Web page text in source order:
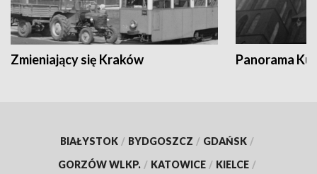
Zmieniający się Kraków Panorama
BIAŁYSTOK / BYDGOSZCZ / GDAŃSK /
GORZÓW WLKP. / KATOWICE / KIELCE /